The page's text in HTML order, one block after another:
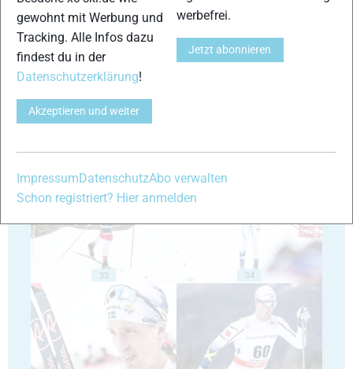
30
33 34
gewohnt mit Werbung und
Tracking. Alle Infos dazu
findest du in der
Datenschutzerklärung!
Akzeptieren und weiter
werbefrei.
Jetzt abonnieren
ImpressumDatenschutzAbo verwalten
Schon registriert? Hier anmelden